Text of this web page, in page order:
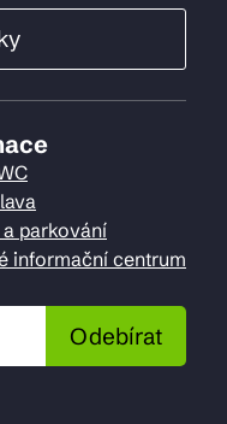
parkování
informační centrum
Odebírat